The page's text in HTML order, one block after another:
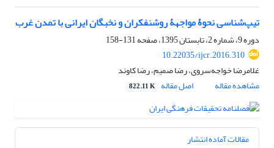
تیپ‌شناسی نحوۀ مواجهۀ روشنفکران و نخبگان ایرانی با تمدن غرب
دوره 9، شماره 2، تابستان 1395، صفحه
131-158
10.22035/ijcr.2016.310
غلامرضا خواجه‌سروی، رضا صمیم، رضا کاوند
مشاهده مقاله
اصل مقاله 822.11 K
مقالات آماده انتشار